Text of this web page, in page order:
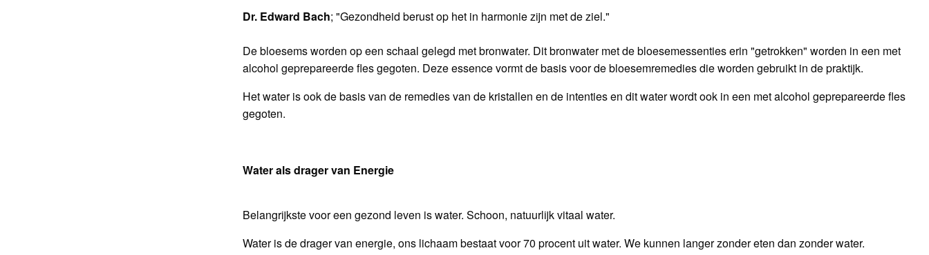
Dr. Edward Bach; "Gezondheid berust op het in harmonie zijn met de ziel."
De bloesems worden op een schaal gelegd met bronwater. Dit bronwater met de bloesemessenties erin "getrokken" worden in een met
alcohol geprepareerde fles gegoten. Deze essence vormt de basis voor de bloesemremedies die worden gebruikt in de praktijk.
Het water is ook de basis van de remedies van de kristallen en de intenties en dit water wordt ook in een met alcohol geprepareerde fles
gegoten.
Water als drager van Energie
Belangrijkste voor een gezond leven is water. Schoon, natuurlijk vitaal water.
Water is de drager van energie, ons lichaam bestaat voor 70 procent uit water. We kunnen langer zonder eten dan zonder water.